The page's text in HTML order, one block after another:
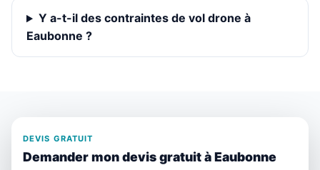
Y a-t-il des contraintes de vol drone à
Eaubonne ?
DEVIS GRATUIT
Demander mon devis gratuit à Eaubonne